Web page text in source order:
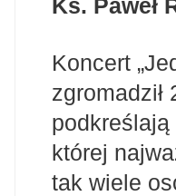
Koncert
podkreślają
której
tak wiele